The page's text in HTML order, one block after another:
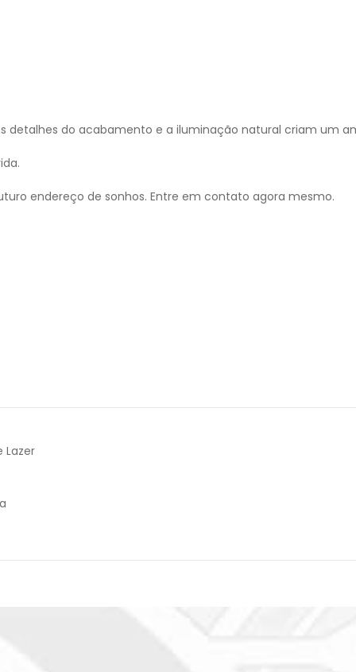
do acabamento e a iluminação natural criam um
endereço de sonhos. Entre em contato agora mesmo.
Lazer